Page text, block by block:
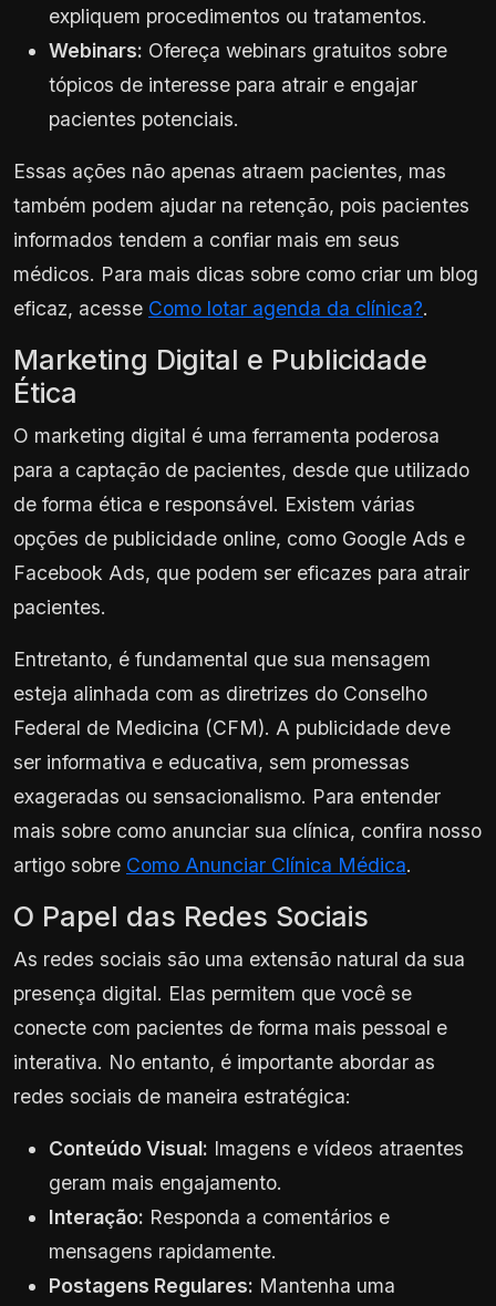
expliquem procedimentos ou tratamentos.
Webinars: Ofereça webinars gratuitos sobre
tópicos de interesse para atrair e engajar
pacientes potenciais.
Essas ações não apenas atraem pacientes, mas
também podem ajudar na retenção, pois pacientes
informados tendem a confiar mais em seus
médicos. Para mais dicas sobre como criar um blog
eficaz, acesse Como lotar agenda da clínica?.
Marketing Digital e Publicidade
Ética
O marketing digital é uma ferramenta poderosa
para a captação de pacientes, desde que utilizado
de forma ética e responsável. Existem várias
opções de publicidade online, como Google Ads e
Facebook Ads, que podem ser eficazes para atrair
pacientes.
Entretanto, é fundamental que sua mensagem
esteja alinhada com as diretrizes do Conselho
Federal de Medicina (CFM). A publicidade deve
ser informativa e educativa, sem promessas
exageradas ou sensacionalismo. Para entender
mais sobre como anunciar sua clínica, confira nosso
artigo sobre Como Anunciar Clínica Médica.
O Papel das Redes Sociais
As redes sociais são uma extensão natural da sua
presença digital. Elas permitem que você se
conecte com pacientes de forma mais pessoal e
interativa. No entanto, é importante abordar as
redes sociais de maneira estratégica:
Conteúdo Visual: Imagens e vídeos atraentes
geram mais engajamento.
Interação: Responda a comentários e
mensagens rapidamente.
Postagens Regulares: Mantenha uma